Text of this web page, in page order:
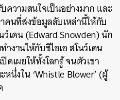
ความสนใจเป็นอย่างมาก และ
คนที่ส่งข้อมูลลับเหล่านี้ให้กับ
ว์เดน (Edward Snowden) นัก
งานให้กับซีไอเอ สโนว์เดน
ดเผยให้ทั้งโลกรู้ จนตัวเขา
หนึ่งใน ‘Whistle Blower’ (ผู้